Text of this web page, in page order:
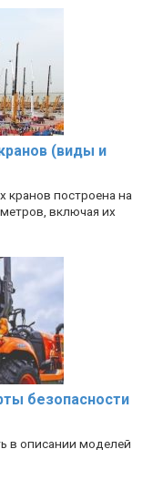
(виды и
кранов построена на
включая их
безопасности
в описании моделей